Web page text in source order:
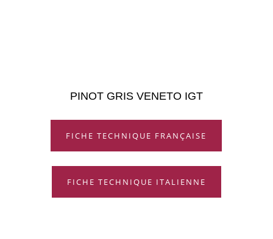
PINOT GRIS VENETO IGT
FICHE TECHNIQUE FRANÇAISE
FICHE TECHNIQUE ITALIENNE